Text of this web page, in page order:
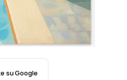
su Google